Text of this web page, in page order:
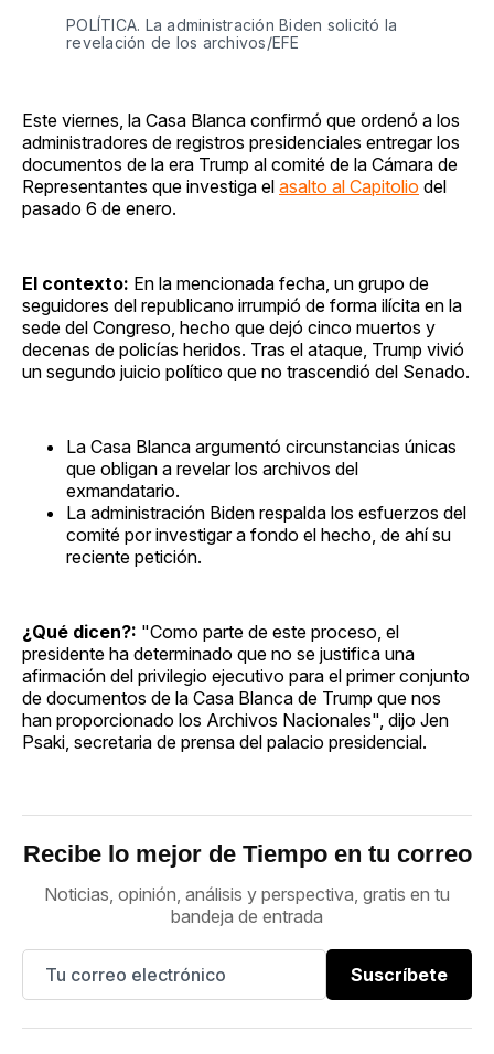
POLÍTICA. La administración Biden solicitó la
revelación de los archivos/EFE
Este viernes, la Casa Blanca confirmó que ordenó a los
administradores de registros presidenciales entregar los
documentos de la era Trump al comité de la Cámara de
Representantes que investiga el asalto al Capitolio del
pasado 6 de enero.
El contexto: En la mencionada fecha, un grupo de
seguidores del republicano irrumpió de forma ilícita en la
sede del Congreso, hecho que dejó cinco muertos y
decenas de policías heridos. Tras el ataque, Trump vivió
un segundo juicio político que no trascendió del Senado.
La Casa Blanca argumentó circunstancias únicas
que obligan a revelar los archivos del
exmandatario.
La administración Biden respalda los esfuerzos del
comité por investigar a fondo el hecho, de ahí su
reciente petición.
¿Qué dicen?: "Como parte de este proceso, el
presidente ha determinado que no se justifica una
afirmación del privilegio ejecutivo para el primer conjunto
de documentos de la Casa Blanca de Trump que nos
han proporcionado los Archivos Nacionales", dijo Jen
Psaki, secretaria de prensa del palacio presidencial.
Recibe lo mejor de Tiempo en tu correo
Noticias, opinión, análisis y perspectiva, gratis en tu
bandeja de entrada
Suscríbete